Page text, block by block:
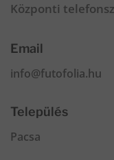
Központi
Email
info@futofolia.hu
Település
Pacsa